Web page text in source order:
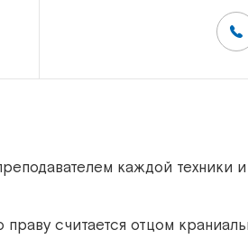
каждой техники
считается отцом